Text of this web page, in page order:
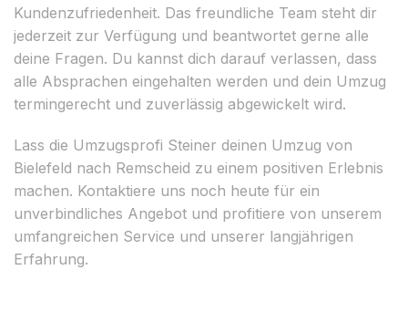
Kundenzufriedenheit. Das freundliche Team steht dir
jederzeit zur Verfügung und beantwortet gerne alle
deine Fragen. Du kannst dich darauf verlassen, dass
alle Absprachen eingehalten werden und dein Umzug
termingerecht und zuverlässig abgewickelt wird.
Lass die Umzugsprofi Steiner deinen Umzug von
Bielefeld nach Remscheid zu einem positiven Erlebnis
machen. Kontaktiere uns noch heute für ein
unverbindliches Angebot und profitiere von unserem
umfangreichen Service und unserer langjährigen
Erfahrung.